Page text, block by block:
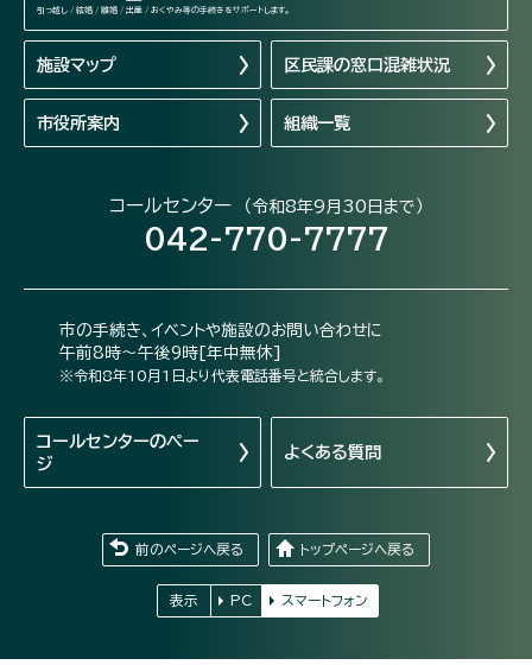
引っ越し / 結婚 / 離婚 / 出産 / おくやみ等の手続きをサポートします。
施設マップ 区民課の窓口混雑状況
市役所案内 組織一覧
コールセンター （令和8年9月30日まで）
042-770-7777
市の手続き、イベントや施設のお問い合わせに
午前8時～午後9時[年中無休]
※令和8年10月1日より代表電話番号と統合します。
コールセンターのペー
ジ
よくある質問
前のページへ戻る トップページへ戻る
表示 PC スマートフォン